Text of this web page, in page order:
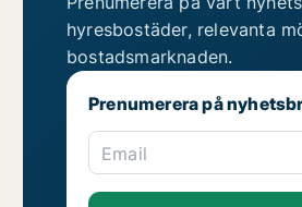
hyresbostäder, relevanta
bostadsmarknaden.
Prenumerera på
Email